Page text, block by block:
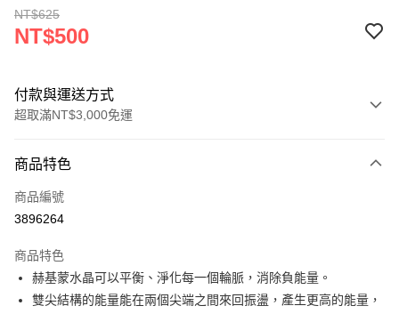
NT$625
NT$500
付款與運送方式
超取滿NT$3,000免運
信用卡一次付款
超商取貨付款
Apple Pay
街口支付
商品特色
商品編號
3896264
商品特色
赫基蒙水晶可以平衡、淨化每一個輪脈，消除負能量。
雙尖結構的能量能在兩個尖端之間來回振盪，產生更高的能量，